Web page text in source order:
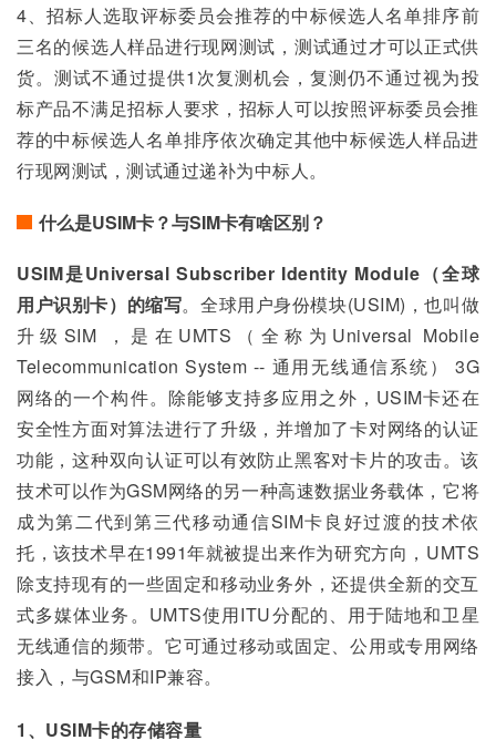
4、招标人选取评标委员会推荐的中标候选人名单排序前
三名的候选人样品进行现网测试，测试通过才可以正式供
货。测试不通过提供1次复测机会，复测仍不通过视为投
标产品不满足招标人要求，招标人可以按照评标委员会推
荐的中标候选人名单排序依次确定其他中标候选人样品进
行现网测试，测试通过递补为中标人。
什么是USIM卡？与SIM卡有啥区别？
USIM是Universal Subscriber Identity Module（全球
用户识别卡）的缩写。全球用户身份模块(USIM)，也叫做
升级SIM ，是在UMTS（全称为Universal Mobile
Telecommunication System -- 通用无线通信系统） 3G
网络的一个构件。除能够支持多应用之外，USIM卡还在
安全性方面对算法进行了升级，并增加了卡对网络的认证
功能，这种双向认证可以有效防止黑客对卡片的攻击。该
技术可以作为GSM网络的另一种高速数据业务载体，它将
成为第二代到第三代移动通信SIM卡良好过渡的技术依
托，该技术早在1991年就被提出来作为研究方向，UMTS
除支持现有的一些固定和移动业务外，还提供全新的交互
式多媒体业务。UMTS使用ITU分配的、用于陆地和卫星
无线通信的频带。它可通过移动或固定、公用或专用网络
接入，与GSM和IP兼容。
1、USIM卡的存储容量